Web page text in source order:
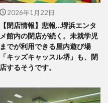
2026年1月22日
【閉店情報】悲報…堺浜エンタ
メ館内の閉店が続く。未就学児
までが利用できる屋内遊び場
「キッズキャッスル堺」も、閉
店するそうです。